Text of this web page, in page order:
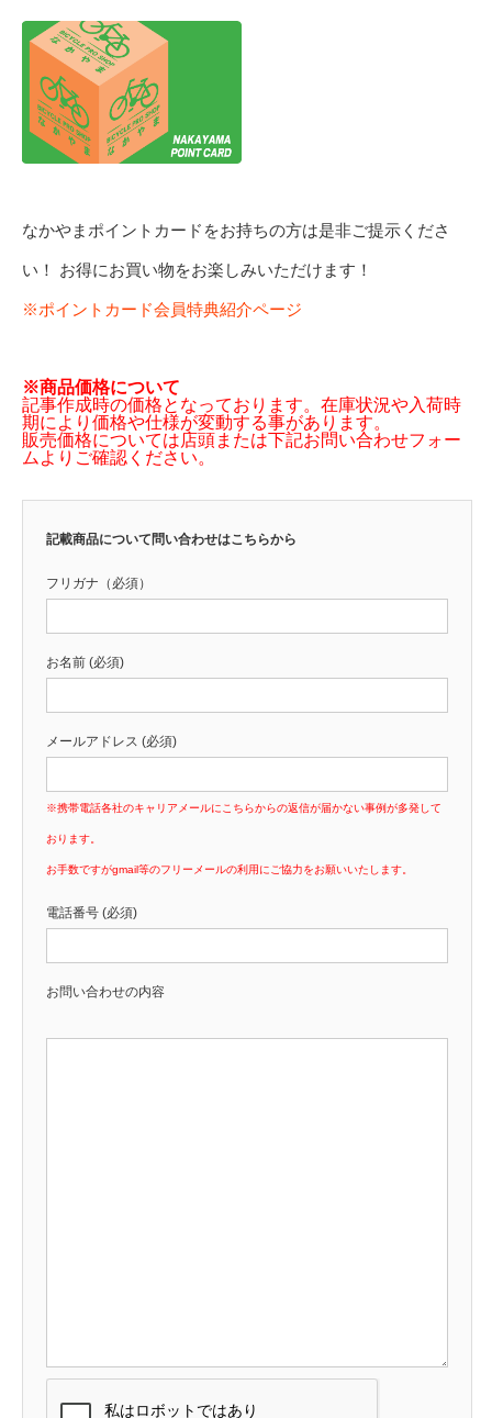
なかやまポイントカードをお持ちの方は是非ご提示くださ
い！ お得にお買い物をお楽しみいただけます！
※ポイントカード会員特典紹介ページ
※商品価格について
記事作成時の価格となっております。在庫状況や入荷時
期により価格や仕様が変動する事があります。
販売価格については店頭または下記お問い合わせフォー
ムよりご確認ください。
記載商品について問い合わせはこちらから
フリガナ（必須）
お名前 (必須)
メールアドレス (必須)
※携帯電話各社のキャリアメールにこちらからの返信が届かない事例が多発して
おります。
お手数ですがgmail等のフリーメールの利用にご協力をお願いいたします。
電話番号 (必須)
お問い合わせの内容